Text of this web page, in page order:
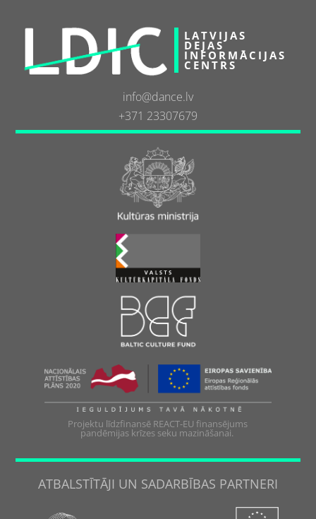
LATVIJAS
DEJAS
INFORMĀCIJAS
CENTRS
info@dance.lv
+371 23307679
Projektu līdzfinansē REACT-EU finansējums
pandēmijas krīzes seku mazināšanai.
ATBALSTĪTĀJI UN SADARBĪBAS PARTNERI